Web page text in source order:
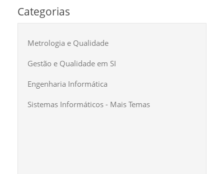
Categorias
Metrologia e Qualidade
Gestão e Qualidade em SI
Engenharia Informática
Sistemas Informáticos - Mais Temas